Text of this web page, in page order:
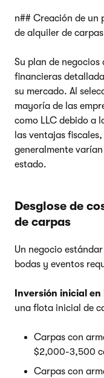
n## Creación de un
de alquiler de carpas
Su plan de
financieras
su mercado. Al
mayoría de las
como LLC debido a
las ventajas
generalmente
estado.
Desglose de
de carpas
Un negocio
bodas y eventos
Inversión inicial
una flota inicial de
Carpas con
$2,000-3,500
Carpas con